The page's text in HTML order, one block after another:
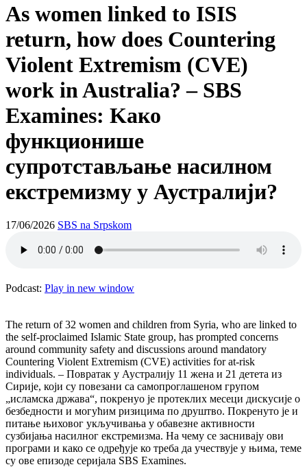
As women linked to ISIS
return, how does Countering
Violent Extremism (CVE)
work in Australia? – SBS
Examines: Kако
функционише
супротстављање насилном
екстремизму у Аустралији?
17/06/2026 SBS na Srpskom
Podcast: Play in new window
The return of 32 women and children from Syria, who are linked to
the self-proclaimed Islamic State group, has prompted concerns
around community safety and discussions around mandatory
Countering Violent Extremism (CVE) activities for at-risk
individuals. – Повратак у Аустралију 11 жена и 21 детета из
Сирије, који су повезани са самопроглашеном групом
„исламска држава“, покренуо је протеклих месеци дискусије о
безбедности и могућим ризицима по друштво. Покренуто је и
питање њиховог укључивања у обавезне активности
сузбијања насилног екстремизма. На чему се заснивају ови
програми и како се одређује ко треба да учествује у њима, теме
су ове епизоде серијала SBS Examines.